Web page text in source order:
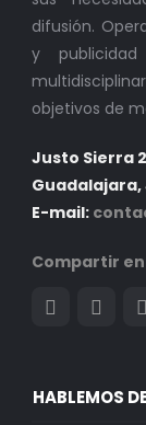
difusión.
y
objetivos de
Justo Sierra
Guadalajara,
E-mail:
Compartir
HABLEMOS